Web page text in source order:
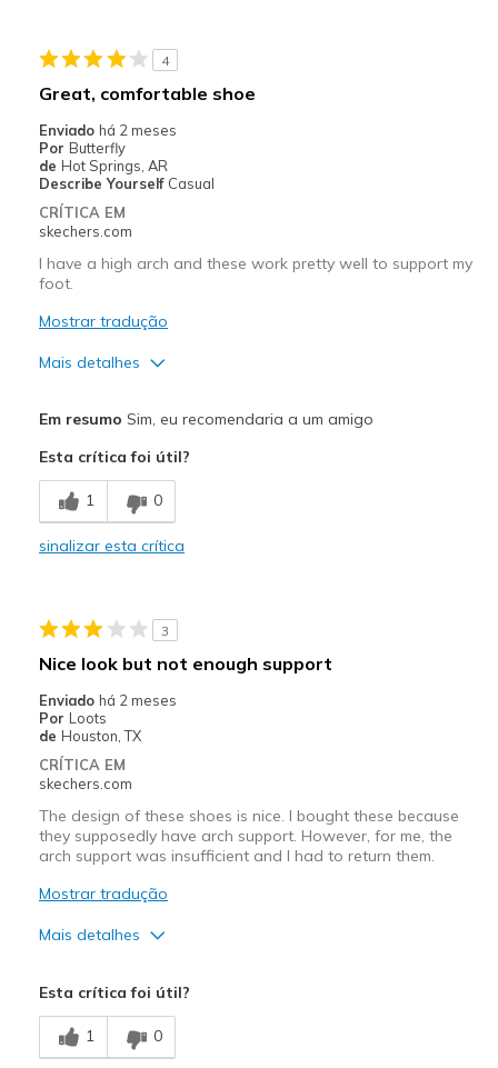
Casual Wear
Width
Sizing
Feels half size too big
View On Shoes
4
Great, comfortable shoe
Enviado há 2 meses
Por Butterfly
de Hot Springs, AR
Describe Yourself Casual
CRÍTICA EM
skechers.com
I have a high arch and these work pretty well to support my
foot.
Mostrar tradução
Mais detalhes
Breathe Well
Comfortable
Travel
Width
Sizing
View On Shoes
Em resumo Sim, eu recomendaria a um amigo
Esta crítica foi útil?
1 0
sinalizar esta crítica
3
Nice look but not enough support
Enviado há 2 meses
Por Loots
de Houston, TX
CRÍTICA EM
skechers.com
The design of these shoes is nice. I bought these because
they supposedly have arch support. However, for me, the
arch support was insufficient and I had to return them.
Mostrar tradução
Mais detalhes
Width
Esta crítica foi útil?
1 0